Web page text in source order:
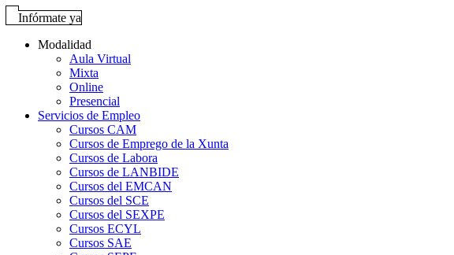
Infórmate ya
Modalidad
Aula Virtual
Mixta
Online
Presencial
Servicios de Empleo
Cursos CAM
Cursos de Emprego de la Xunta
Cursos de Labora
Cursos de LANBIDE
Cursos del EMCAN
Cursos del SCE
Cursos del SEXPE
Cursos ECYL
Cursos SAE